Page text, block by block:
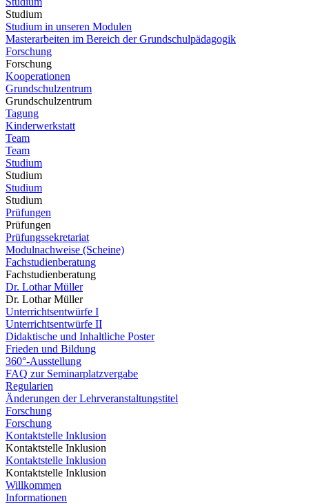
Studium
Studium in unseren Modulen
Masterarbeiten im Bereich der Grundschulpädagogik
Forschung
Forschung
Kooperationen
Grundschulzentrum
Grundschulzentrum
Tagung
Kinderwerkstatt
Team
Team
Studium
Studium
Studium
Studium
Prüfungen
Prüfungen
Prüfungssekretariat
Modulnachweise (Scheine)
Fachstudienberatung
Fachstudienberatung
Dr. Lothar Müller
Dr. Lothar Müller
Unterrichtsentwürfe I
Unterrichtsentwürfe II
Didaktische und Inhaltliche Poster
Frieden und Bildung
360°-Ausstellung
FAQ zur Seminarplatzvergabe
Regularien
Änderungen der Lehrveranstaltungstitel
Forschung
Forschung
Kontaktstelle Inklusion
Kontaktstelle Inklusion
Kontaktstelle Inklusion
Kontaktstelle Inklusion
Willkommen
Informationen